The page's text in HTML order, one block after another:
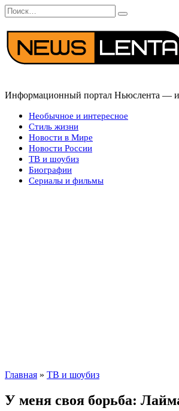
Перейти
к
содержанию
Search
for:
Информационный портал Ньюслента —
Необычное и интересное
Стиль жизни
Новости в Мире
Новости России
ТВ и шоубиз
Биографии
Сериалы и фильмы
Главная » ТВ и шоубиз
У меня своя борьба: